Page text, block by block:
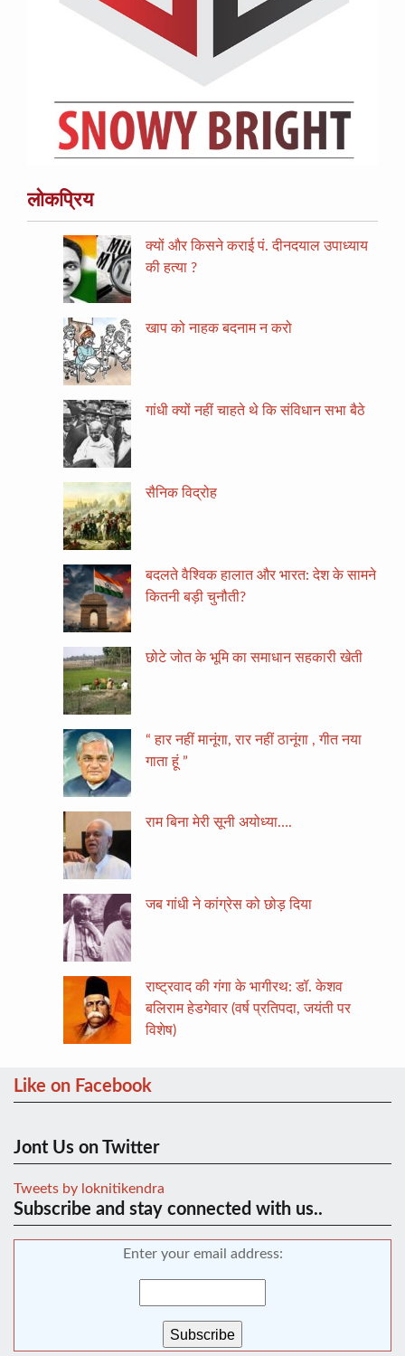
लोकप्रिय
क्यों और किसने कराई पं. दीनदयाल उपाध्याय
की हत्या ?
खाप को नाहक बदनाम न करो
गांधी क्यों नहीं चाहते थे कि संविधान सभा बैठे
सैनिक विद्रोह
बदलते वैश्विक हालात और भारत: देश के सामने
कितनी बड़ी चुनौती?
छोटे जोत के भूमि का समाधान सहकारी खेती
“ हार नहीं मानूंगा, रार नहीं ठानूंगा , गीत नया
गाता हूं ”
राम बिना मेरी सूनी अयोध्या….
जब गांधी ने कांग्रेस को छोड़ दिया
राष्ट्रवाद की गंगा के भागीरथ: डॉ. केशव
बलिराम हेडगेवार (वर्ष प्रतिपदा, जयंती पर
विशेष)
Like on Facebook
Jont Us on Twitter
Tweets by loknitikendra
Subscribe and stay connected with us..
Enter your email address: